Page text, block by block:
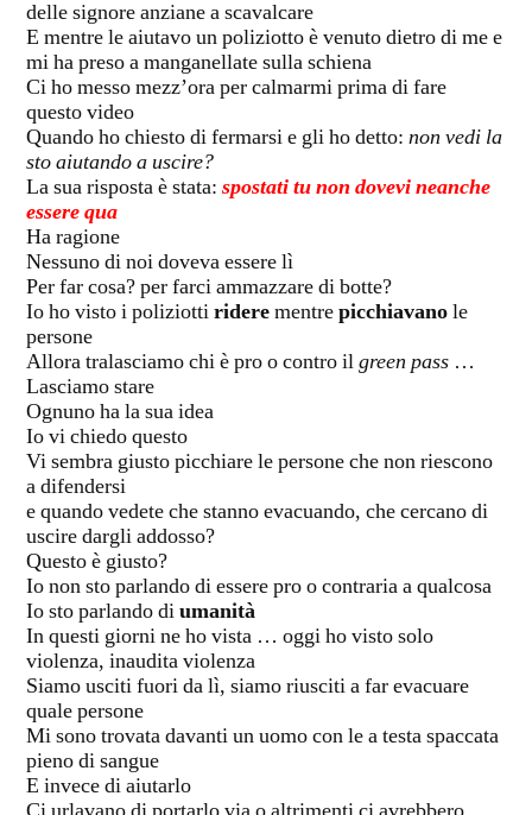
delle signore anziane a scavalcare
E mentre le aiutavo un poliziotto è venuto dietro di me e
mi ha preso a manganellate sulla schiena
Ci ho messo mezz’ora per calmarmi prima di fare
questo video
Quando ho chiesto di fermarsi e gli ho detto: non vedi la
sto aiutando a uscire?
La sua risposta è stata: spostati tu non dovevi neanche
essere qua
Ha ragione
Nessuno di noi doveva essere lì
Per far cosa? per farci ammazzare di botte?
Io ho visto i poliziottiriderementrepicchiavanole
persone
Allora tralasciamo chi è pro o contro ilgreen pass …
Lasciamo stare
Ognuno ha la sua idea
Io vi chiedo questo
Vi sembra giusto picchiare le persone che non riescono
a difendersi
e quando vedete che stanno evacuando, che cercano di
uscire dargli addosso?
Questo è giusto?
Io non sto parlando di essere pro o contraria a qualcosa
Io sto parlando diumanità
In questi giorni ne ho vista … oggi ho visto solo
violenza, inaudita violenza
Siamo usciti fuori da lì, siamo riusciti a far evacuare
quale persone
Mi sono trovata davanti un uomo con le a testa spaccata
pieno di sangue
E invece di aiutarlo